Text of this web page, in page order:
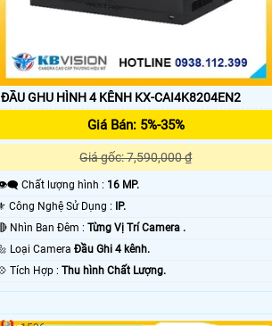
ĐẦU GHU HÌNH 4 KÊNH KX-CAI4K8204EN2
Giá Bán: 5%-35%
Giá gốc: 7,590,000 ₫
👁️‍🗨 Chất lượng hình : 16 MP.
⚜️ Công Nghệ Sử Dụng :
IP.
🔴 Nhìn Ban Đêm : Từng Vị Trí Camera .
🔩 Loại Camera Đầu Ghi 4 kênh.
️💠 Tích Hợp : Thu hình Chất Lượng.